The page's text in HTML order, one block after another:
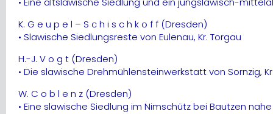
K. G e u p e l – S c h i s c h k o f f (Dresden)
• Slawische Siedlungsreste von Eulenau, Kr. Torgau
H.-J. V o g t (Dresden)
• Die slawische Drehmühlensteinwerkstatt von Sornzig,
W. C o b l e n z (Dresden)
• Eine slawische Siedlung im Nimschütz bei Bautzen